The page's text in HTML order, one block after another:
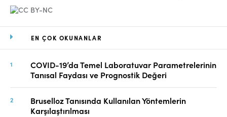
EN ÇOK OKUNANLAR
COVID-19’da Temel Laboratuvar Parametrelerinin
Tanısal Faydası ve Prognostik Değeri
Bruselloz Tanısında Kullanılan Yöntemlerin
Karşılaştırılması